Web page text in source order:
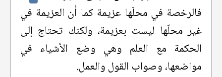
فالرخصة في محلّها عزيمة كما أن العزيمة في
غير محلّها ليست بعزيمة، ولكنك تحتاج إلى
الحكمة مع العلم وهي وضع الأشياء في
مواضعها، وصواب القول والعمل.